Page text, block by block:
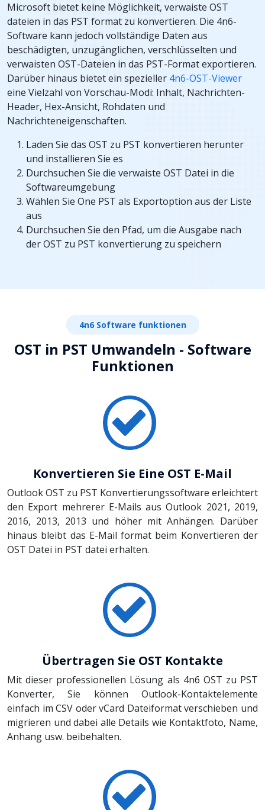
Microsoft bietet keine Möglichkeit, verwaiste OST
dateien in das PST format zu konvertieren. Die 4n6-
Software kann jedoch vollständige Daten aus
beschädigten, unzugänglichen, verschlüsselten und
verwaisten OST-Dateien in das PST-Format exportieren.
Darüber hinaus bietet ein spezieller 4n6-OST-Viewer
eine Vielzahl von Vorschau-Modi: Inhalt, Nachrichten-
Header, Hex-Ansicht, Rohdaten und
Nachrichteneigenschaften.
Laden Sie das OST zu PST konvertieren herunter
und installieren Sie es
Durchsuchen Sie die verwaiste OST Datei in die
Softwareumgebung
Wählen Sie One PST als Exportoption aus der Liste
aus
Durchsuchen Sie den Pfad, um die Ausgabe nach
der OST zu PST konvertierung zu speichern
4n6 Software funktionen
OST in PST Umwandeln - Software
Funktionen
Konvertieren Sie Eine OST E-Mail
Outlook OST zu PST Konvertierungssoftware erleichtert
den Export mehrerer E-Mails aus Outlook 2021, 2019,
2016, 2013, 2013 und höher mit Anhängen. Darüber
hinaus bleibt das E-Mail format beim Konvertieren der
OST Datei in PST datei erhalten.
Übertragen Sie OST Kontakte
Mit dieser professionellen Lösung als 4n6 OST zu PST
Konverter, Sie können Outlook-Kontaktelemente
einfach im CSV oder vCard Dateiformat verschieben und
migrieren und dabei alle Details wie Kontaktfoto, Name,
Anhang usw. beibehalten.